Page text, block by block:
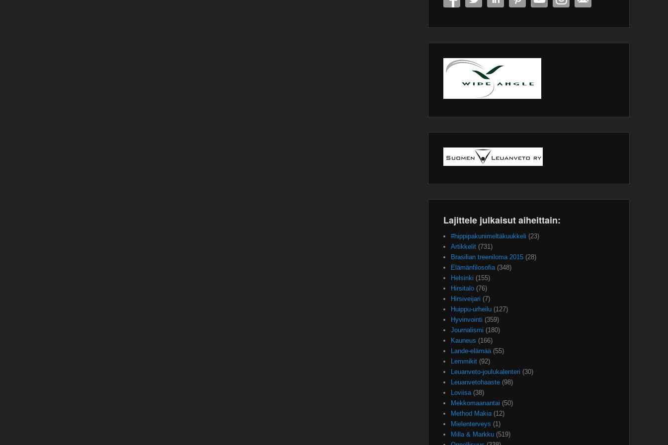
Lajittele julkaisut aiheittain:
#hippipakunimeltäkuukkeli (23)
Artikkelit (731)
Brasilian treeniloma 2015 (28)
Elämänfilosofia (348)
Helsinki (155)
Hirsitalo (76)
Hirsiveijari (7)
Huippu-urheilu (127)
Hyvinvointi (359)
Journalismi (180)
Kauneus (166)
Lande-elämää (55)
Lemmikit (92)
Leuanveto-joulukalenteri (30)
Leuanvetohaaste (98)
Loviisa (38)
Mekkomaanantai (50)
Method Makia (12)
Mielenterveys (1)
Milla & Markku (519)